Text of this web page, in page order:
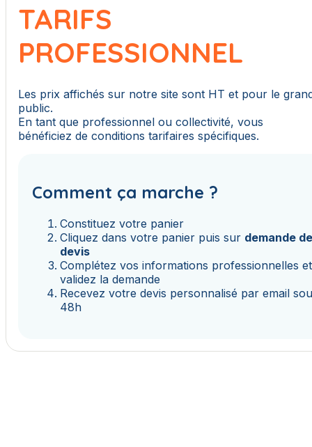
TARIFS
PROFESSIONNEL
Les prix affichés sur notre site sont HT et pour le
public.
En tant que professionnel ou collectivité, vous
bénéficiez de conditions tarifaires spécifiques.
Comment ça marche ?
Constituez votre panier
Cliquez dans votre panier puis sur demande
devis
Complétez vos informations professionnelles et
validez la demande
Recevez votre devis personnalisé par email
48h